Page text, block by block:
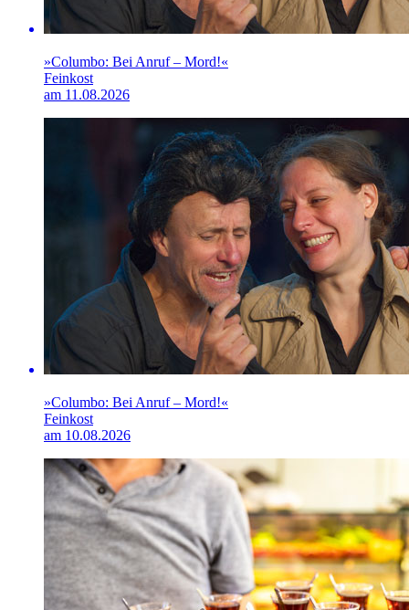
»Columbo: Bei Anruf – Mord!«
Feinkost
am 11.08.2026
»Columbo: Bei Anruf – Mord!«
Feinkost
am 10.08.2026